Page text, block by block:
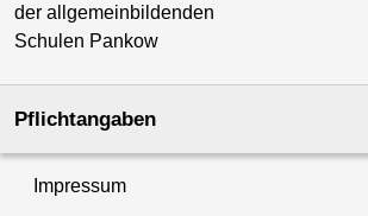
der allgemeinbildenden
Schulen Pankow
Pflichtangaben
Impressum